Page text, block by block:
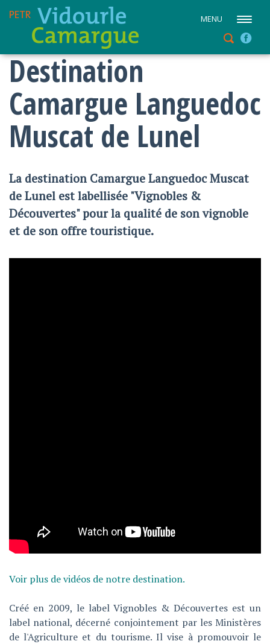
MENU
Destination
Camargue Languedoc
Muscat de Lunel
La destination Camargue Languedoc Muscat
de Lunel est labellisée "Vignobles &
Découvertes" pour la qualité de son vignoble
et de son offre touristique.
Voir plus de vidéos de notre destination.
Créé en 2009, le label Vignobles & Découvertes est un
label national, décerné conjointement par les Ministères
de l'Agriculture et du tourisme. Il vise à promouvoir le